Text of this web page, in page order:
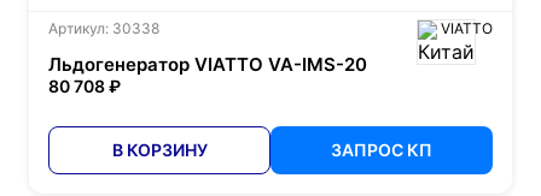
Артикул: 30338 VIATTO
Льдогенератор VIATTO VA-IMS-20
80 708 ₽
В КОРЗИНУ ЗАПРОС КП